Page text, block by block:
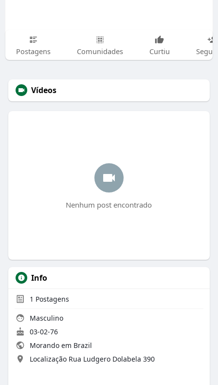
Postagens Comunidades Curtiu
Vídeos
Nenhum post encontrado
Info
1 Postagens
Masculino
03-02-76
Morando em Brazil
Localização Rua Ludgero Dolabela 390